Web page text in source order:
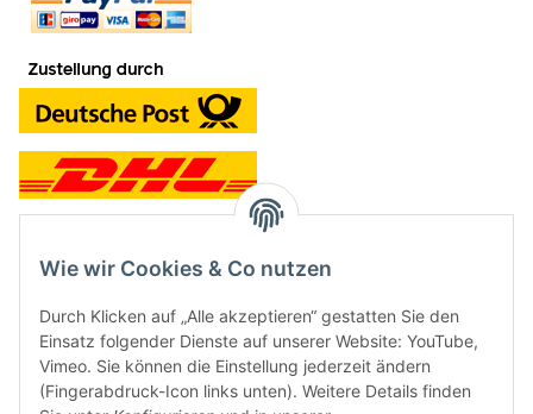
Neben dem Onlineshop haben wir ein Ladengeschäft in Hütten:
Frontline Games
Färbereiweg 3A
Wie wir Cookies & Co nutzen
Durch Klicken auf „Alle akzeptieren“ gestatten Sie den
Einsatz folgender Dienste auf unserer Website: YouTube,
Vimeo. Sie können die Einstellung jederzeit ändern
(Fingerabdruck-Icon links unten). Weitere Details finden